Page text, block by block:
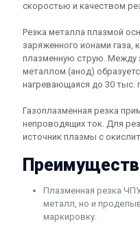
скоростью и качеством
Резка металла плазмой
заряженного ионами газа,
плазменную струю. Между
металлом (анод)
нагревающаяся до 30 тыс.
Газоплазменная резка
непроводящих ток. Для
источник плазмы с
Плазменная резка
металл, но и
маркировку.